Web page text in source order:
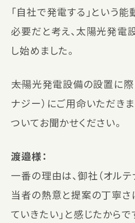
「自社で発電する」という
必要だと考え、太陽光発電
し始めました。
――太陽光発電設備の設置に際
ナジー）にご用命いただき
ついてお聞かせください。
渡邉様：
一番の理由は、御社（オル
当者の熱意と提案の丁寧さ
ていきたい」と感じたからで